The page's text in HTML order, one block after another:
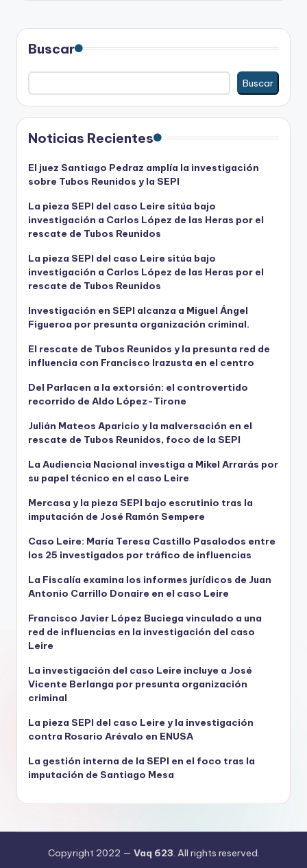
Buscar
Buscar
Noticias Recientes
El juez Santiago Pedraz amplía la investigación
sobre Tubos Reunidos y la SEPI
La pieza SEPI del caso Leire sitúa bajo
investigación a Carlos López de las Heras por el
rescate de Tubos Reunidos
La pieza SEPI del caso Leire sitúa bajo
investigación a Carlos López de las Heras por el
rescate de Tubos Reunidos
Investigación en SEPI alcanza a Miguel Ángel
Figueroa por presunta organización criminal.
El rescate de Tubos Reunidos y la presunta red de
influencia con Francisco Irazusta en el centro
Del Parlacen a la extorsión: el controvertido
recorrido de Aldo López-Tirone
Julián Mateos Aparicio y la malversación en el
rescate de Tubos Reunidos, foco de la SEPI
La Audiencia Nacional investiga a Mikel Arrarás por
su papel técnico en el caso Leire
Mercasa y la pieza SEPI bajo escrutinio tras la
imputación de José Ramón Sempere
Caso Leire: María Teresa Castillo Pasalodos entre
los 25 investigados por tráfico de influencias
La Fiscalía examina los informes jurídicos de Juan
Antonio Carrillo Donaire en el caso Leire
Francisco Javier López Buciega vinculado a una
red de influencias en la investigación del caso
Leire
La investigación del caso Leire incluye a José
Vicente Berlanga por presunta organización
criminal
La pieza SEPI del caso Leire y la investigación
contra Rosario Arévalo en ENUSA
La gestión interna de la SEPI en el foco tras la
imputación de Santiago Mesa
Copyright 2022 — Vaq 623. All rights reserved.